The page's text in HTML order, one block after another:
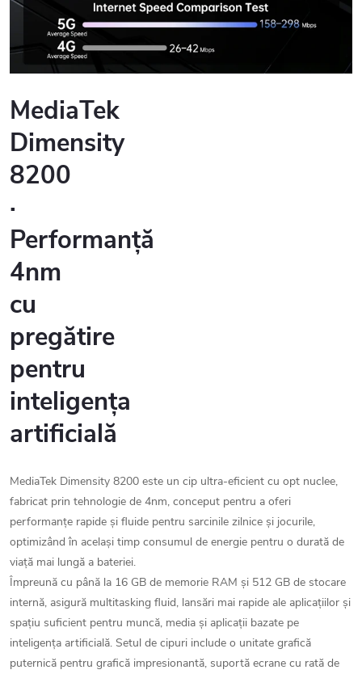
MediaTek
Dimensity
8200
·
Performanță
4nm
cu
pregătire
pentru
inteligența
artificială
MediaTek Dimensity 8200 este un cip ultra-eficient cu opt nuclee,
fabricat prin tehnologie de 4nm, conceput pentru a oferi
performanțe rapide și fluide pentru sarcinile zilnice și jocurile,
optimizând în același timp consumul de energie pentru o durată de
viață mai lungă a bateriei.
Împreună cu până la 16 GB de memorie RAM și 512 GB de stocare
internă, asigură multitasking fluid, lansări mai rapide ale aplicațiilor și
spațiu suficient pentru muncă, media și aplicații bazate pe
inteligența artificială. Setul de cipuri include o unitate grafică
puternică pentru grafică impresionantă, suportă ecrane cu rată de